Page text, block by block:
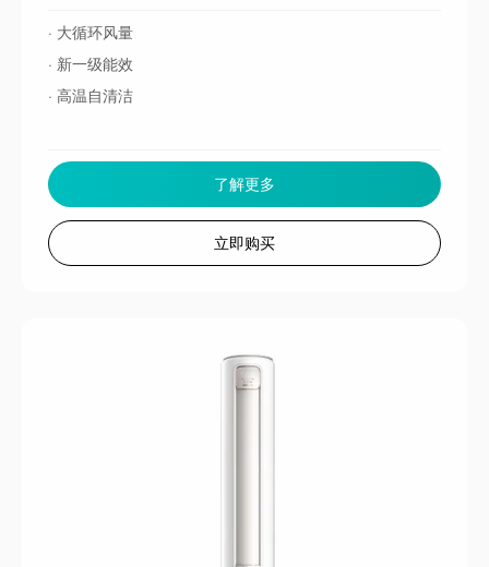
· 大循环风量
· 新一级能效
· 高温自清洁
了解更多
立即购买